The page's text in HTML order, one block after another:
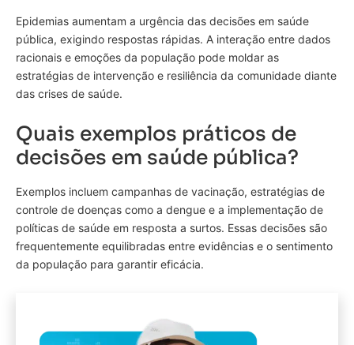
Epidemias aumentam a urgência das decisões em saúde
pública, exigindo respostas rápidas. A interação entre dados
racionais e emoções da população pode moldar as
estratégias de intervenção e resiliência da comunidade diante
das crises de saúde.
Quais exemplos práticos de
decisões em saúde pública?
Exemplos incluem campanhas de vacinação, estratégias de
controle de doenças como a dengue e a implementação de
políticas de saúde em resposta a surtos. Essas decisões são
frequentemente equilibradas entre evidências e o sentimento
da população para garantir eficácia.